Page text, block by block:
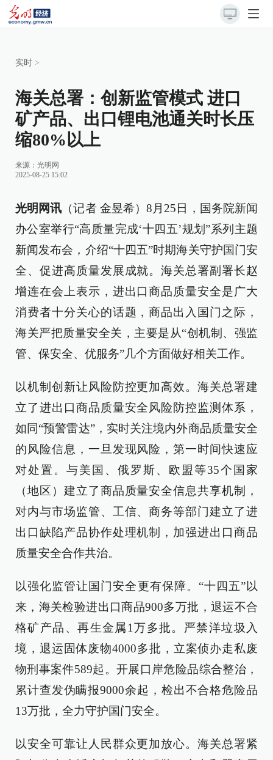
实时 >
海关总署：创新监管模式 进口
矿产品、出口锂电池通关时长压
缩80%以上
来源： 光明网
2025-08-25 15:02
光明网讯 （记者 金昱希）8月25日，国务院新闻
办公室举行“高质量完成‘十四五’规划”系列主题
新闻发布会，介绍“十四五”时期海关守护国门安
全、促进高质量发展成就。海关总署副署长赵
增连在会上表示，进出口商品质量安全是广大
消费者十分关心的话题，商品出入国门之际，
海关严把质量安全关，主要是从“创机制、强监
管、保安全、优服务”几个方面做好相关工作。
以机制创新让风险防控更加高效。海关总署建
立了进出口商品质量安全风险防控监测体系，
如同“预警雷达”，实时关注境内外商品质量安全
的风险信息，一旦发现风险，第一时间快速应
对处置。与美国、俄罗斯、欧盟等35个国家
（地区）建立了商品质量安全信息共享机制，
对内与市场监管、工信、商务等部门建立了进
出口缺陷产品协作处理机制，加强进出口商品
质量安全合作共治。
以强化监管让国门安全更有保障。“十四五”以
来，海关检验进出口商品900多万批，退运不合
格矿产品、再生金属1万多批。严禁洋垃圾入
境，退运固体废物4000多批，立案侦办走私废
物刑事案件589起。开展口岸危险品综合整治，
累计查发伪瞒报9000余起，检出不合格危险品
13万批，全力守护国门安全。
以安全可靠让人民群众更加放心。海关总署紧